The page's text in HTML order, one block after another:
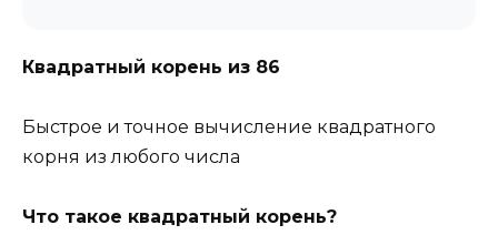
Квадратный корень из 86
Быстрое и точное вычисление квадратного
корня из любого числа
Что такое квадратный корень?